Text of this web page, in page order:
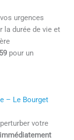
urgences
la durée de vie et
pour un
– Le Bourget
votre